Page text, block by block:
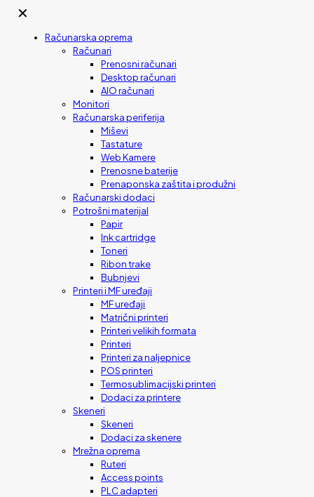
✕
Računarska oprema
Računari
Prenosni računari
Desktop računari
AIO računari
Monitori
Računarska periferija
Miševi
Tastature
Web Kamere
Prenosne baterije
Prenaponska zaštita i produžni
Računarski dodaci
Potrošni materijal
Papir
Ink cartridge
Toneri
Ribon trake
Bubnjevi
Printeri i MF uređaji
MF uređaji
Matrični printeri
Printeri velikih formata
Printeri
Printeri za naljepnice
POS printeri
Termosublimacijski printeri
Dodaci za printere
Skeneri
Skeneri
Dodaci za skenere
Mrežna oprema
Ruteri
Access points
PLC adapteri